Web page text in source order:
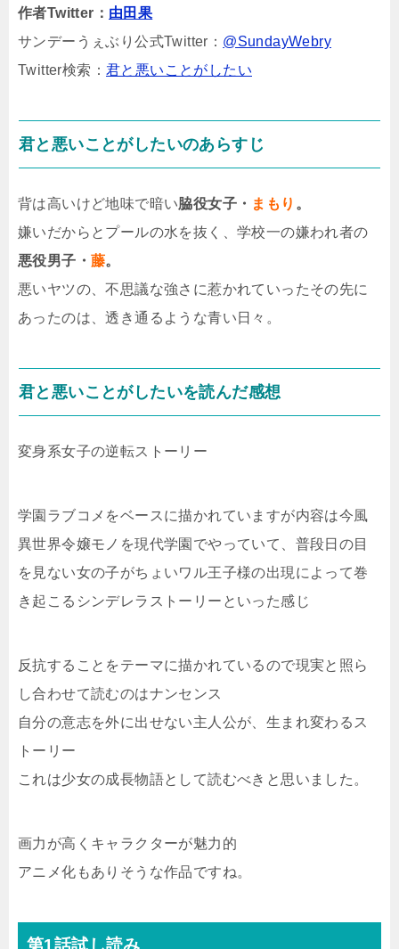
作者Twitter： 由田果
サンデーうぇぶり公式Twitter： @SundayWebry
Twitter検索： 君と悪いことがしたい
君と悪いことがしたいのあらすじ
背は高いけど地味で暗い脇役女子・ まもり 。
嫌いだからとプールの水を抜く、学校一の嫌われ者の
悪役男子・ 藤。
悪いヤツの、不思議な強さに惹かれていったその先に
あったのは、透き通るような青い日々。
君と悪いことがしたいを読んだ感想
変身系女子の逆転ストーリー
学園ラブコメをベースに描かれていますが内容は今風
異世界令嬢モノを現代学園でやっていて、普段日の目
を見ない女の子がちょいワル王子様の出現によって巻
き起こるシンデレラストーリーといった感じ
反抗することをテーマに描かれているので現実と照ら
し合わせて読むのはナンセンス
自分の意志を外に出せない主人公が、生まれ変わるス
トーリー
これは少女の成長物語として読むべきと思いました。
画力が高くキャラクターが魅力的
アニメ化もありそうな作品ですね。
第1話試し読み